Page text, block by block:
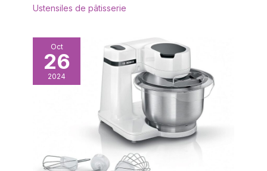
Ustensiles de pâtisserie
Oct
26
2024